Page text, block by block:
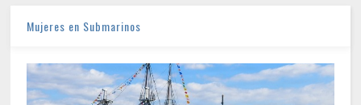
Mujeres en Submarinos